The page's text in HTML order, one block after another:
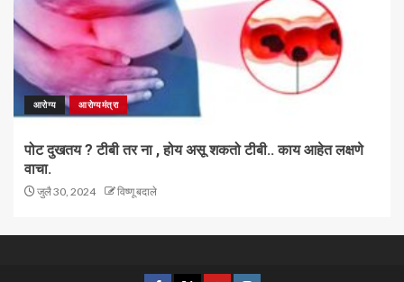
आरोग्य आरोग्यमंत्रा
पोट दुखतय ? टीबी तर ना , होय असू शकतो टीबी.. काय आहेत लक्षणे
वाचा.
जुलै 30, 2024 विष्णू बदाले